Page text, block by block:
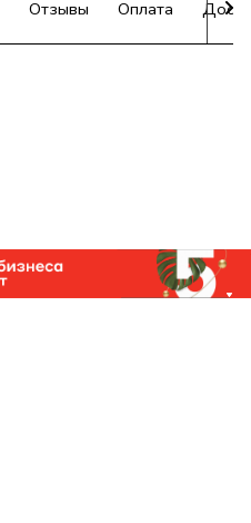
Отзывы Оплата